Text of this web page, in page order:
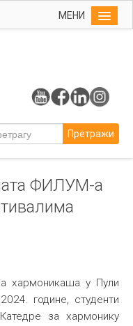
МЕНИ
Претражи
ФИЛУМ-а
хармоникаша у Пули
године, студенти
за хармонику